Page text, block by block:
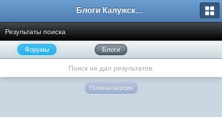
Блоги Калужского перекрестка
Результаты поиска
Форумы Блоги
Поиск не дал результатов.
Полная версия